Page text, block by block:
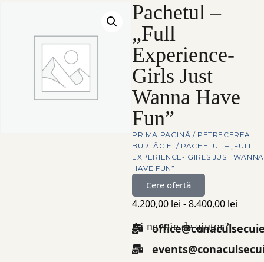
Pachetul –
„Full
Experience-
Girls Just
Wanna Have
Fun”
PRIMA PAGINĂ / PETRECEREA
BURLĂCIEI / PACHETUL – „FULL
EXPERIENCE- GIRLS JUST WANNA
HAVE FUN”
Cere ofertă
4.200,00 lei -8.400,00 lei
Ai nevoie de ajutor?